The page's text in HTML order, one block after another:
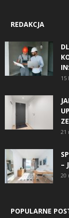
REDAKCJA
15
21
–
20
POPULARNE